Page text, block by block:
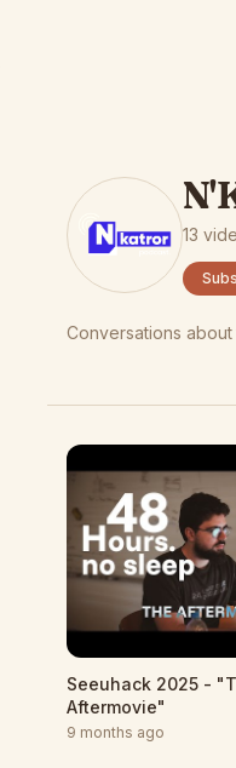
13
Conversations
Seeuhack 2025 -
Aftermovie"
9 months ago